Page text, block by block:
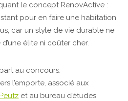
le concept RenovActive :
pour en faire une habitation
car un style de vie durable ne
élite ni coûter cher.
au concours.
l’emporte, associé aux
et au bureau d’études